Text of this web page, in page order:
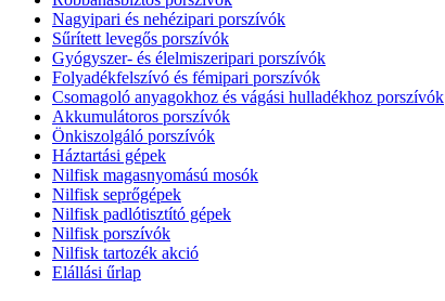
Nagyipari és nehézipari porszívók
Sűrített levegős porszívók
Gyógyszer- és élelmiszeripari porszívók
Folyadékfelszívó és fémipari porszívók
Csomagoló anyagokhoz és vágási hulladékhoz porszívók
Akkumulátoros porszívók
Önkiszolgáló porszívók
Háztartási gépek
Nilfisk magasnyomású mosók
Nilfisk seprőgépek
Nilfisk padlótisztító gépek
Nilfisk porszívók
Nilfisk tartozék akció
Elállási űrlap